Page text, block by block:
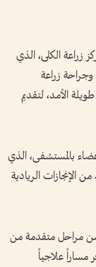
الكلى، الذي
زراعة
الأمد، لتقديم
بالمستشفى، الذي
الإنجازات الريادية
من مراحل متقدمة من
مساراً علاجياً